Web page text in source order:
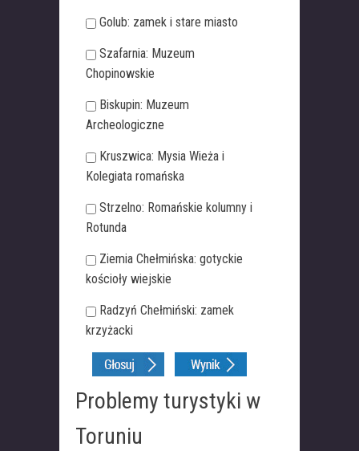
Golub: zamek i stare miasto
Szafarnia: Muzeum
Chopinowskie
Biskupin: Muzeum
Archeologiczne
Kruszwica: Mysia Wieża i
Kolegiata romańska
Strzelno: Romańskie kolumny i
Rotunda
Ziemia Chełmińska: gotyckie
kościoły wiejskie
Radzyń Chełmiński: zamek
krzyżacki
Problemy turystyki w
Toruniu